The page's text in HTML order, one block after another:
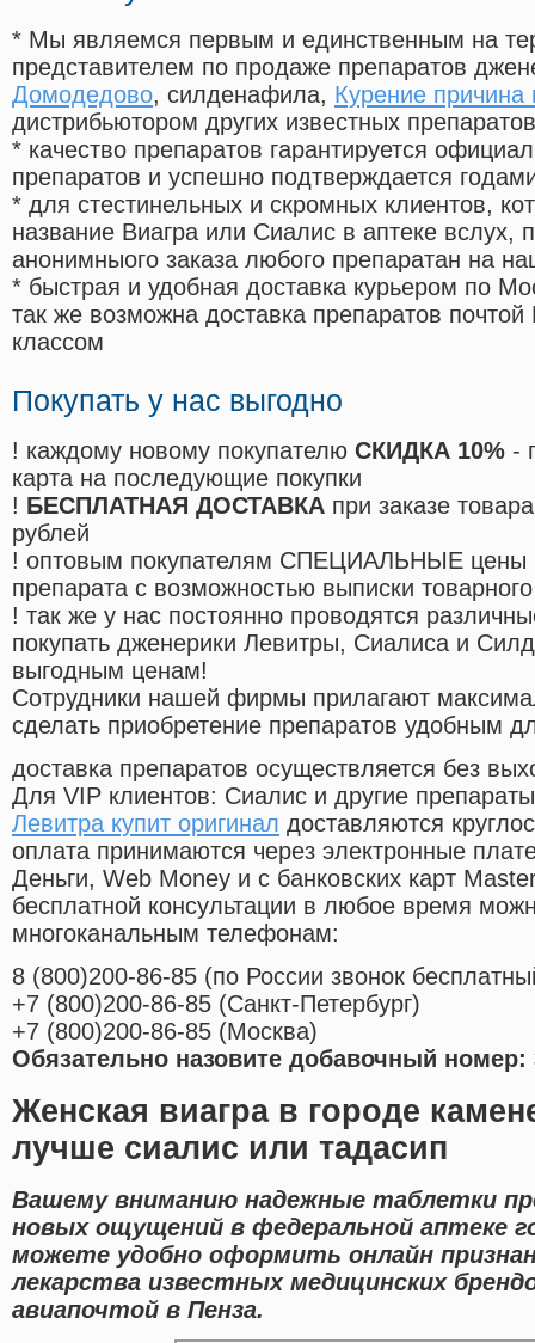
* Мы являемся первым и единственным на
представителем по продаже препаратов
Домодедово, силденафила, Курение причина
дистрибьютором других известных препаратов
* качество препаратов гарантируется
препаратов и успешно подтверждается
* для стестинельных и скромных клиентов,
название Виагра или Сиалис в аптеке вслух,
анонимныого заказа любого препаратан на
* быстрая и удобная доставка курьером по
так же возможна доставка препаратов
классом
Покупать у нас выгодно
! каждому новому покупателю СКИДКА 10% -
карта на последующие покупки
! БЕСПЛАТНАЯ ДОСТАВКА при заказе
рублей
! оптовым покупателям СПЕЦИАЛЬНЫЕ цены
препарата с возможностью выписки
! так же у нас постоянно проводятся
покупать дженерики Левитры, Сиалиса и
выгодным ценам!
Cотрудники нашей фирмы прилагают
сделать приобретение препаратов удобным
доставка препаратов осуществляется без
Для VIP клиентов: Сиалис и другие
Левитра купит оригинал доставляются
оплата принимаются через электронные
Деньги, Web Money и с банковских карт
бесплатной консультации в любое время
многоканальным телефонам:
8 (800)200-86-85 (по России звонок
+7 (800)200-86-85 (Санкт-Петербург)
+7 (800)200-86-85 (Москва)
Обязательно назовите добавочный номер:
Женская виагра в городе
лучше сиалис или тадасип
Вашему вниманию надежные таблетки
новых ощущений в федеральной аптеке
можете удобно оформить онлайн
лекарства известных медицинских
авиапочтой в Пенза.